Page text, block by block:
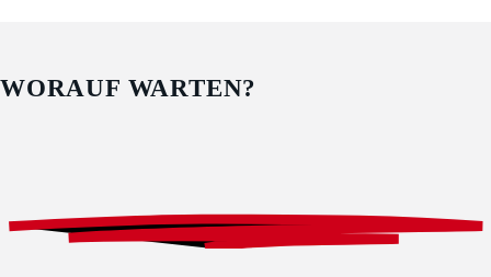
WORAUF WARTEN?